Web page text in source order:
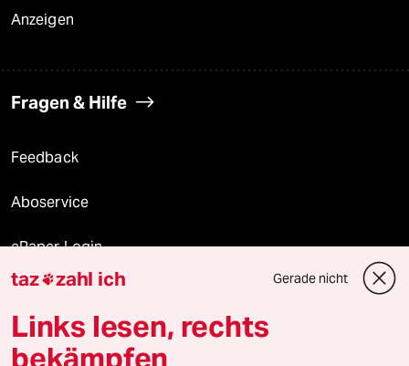
Anzeigen
Fragen & Hilfe
Feedback
Aboservice
ePaper Login
Downloads für Abonnierende
taz zahl ich Gerade nicht
Links lesen, rechts
bekämpfen